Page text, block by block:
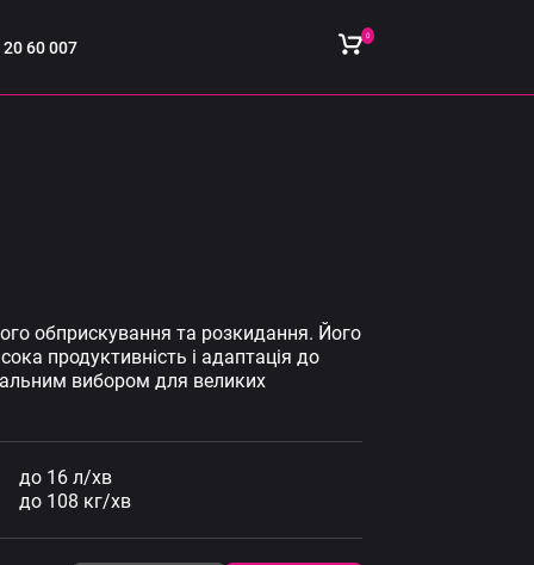
60 007
0
обприскування та розкидання. Його
продуктивність і адаптація до
вибором для великих
до 16 л/хв
до 108 кг/хв